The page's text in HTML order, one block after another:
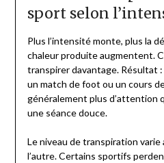
sport selon
Plus l’intensité monte, plus la
chaleur produite augmentent.
transpirer davantage. Résultat
un match de foot ou un cours
généralement plus d’attention
une séance douce.
Le niveau de transpiration varie
l’autre. Certains sportifs